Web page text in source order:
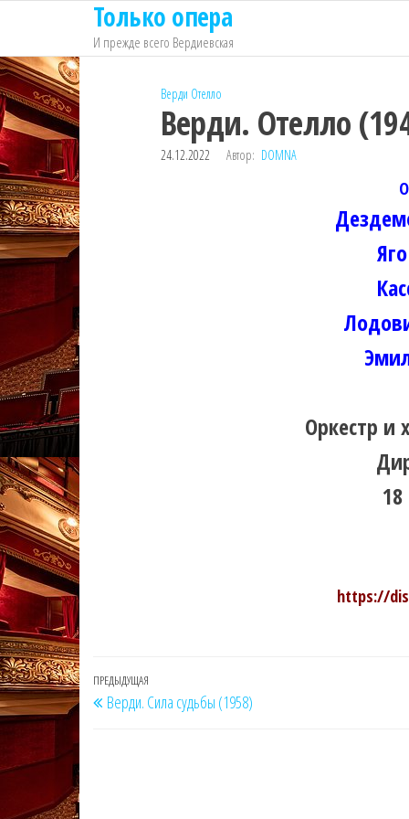
содержимому
Только опера
И прежде всего Вердиевская
Верди Отелло
Верди. Отелло
24.12.2022 Автор: DOMNA
Оркестр и
https://
Навигация
по
Предыдущая
запись
ПРЕДЫДУЩАЯ
Верди. Сила судьбы (1958)